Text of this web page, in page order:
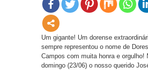
Um gigante! Um dorense
sempre representou o nome de
Campos com muita honra e orgulho!
domingo (23/06) o nosso querido